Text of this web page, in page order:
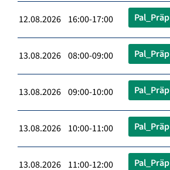
12.08.2026 16:00-17:00 Pal_Präp
13.08.2026 08:00-09:00 Pal_Präp
13.08.2026 09:00-10:00 Pal_Präp
13.08.2026 10:00-11:00 Pal_Präp
13.08.2026 11:00-12:00 Pal_Präp